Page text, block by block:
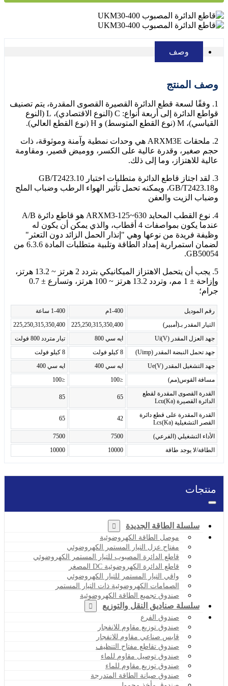
وصف
وصف المنتج
1. وفقًا لسعة قطع الدائرة القصيرة القصوى المقدرة، يتم تصنيف
قواطع الدائرة إلى أربعة أنواع: C (النوع الاقتصادي)، L (النوع
القياسي)، M (نوع القطع المتوسط) و H (نوع القطع العالي).
2. ملحقات ARXM3E هي وحدات نمطية وآمنة وموثوقة، ذات
حجم صغير، وقدرة عالية على الكسر، ووميض قصير، ومقاومة
عالية للاهتزاز، وما إلى ذلك.
3. لقد اجتاز قاطع الدائرة متطلبات اختبار GB/T2423.10
وGB/T2423.18، ويمكنه تحمل تأثير الهواء الرطب وضباب الملح
وضباب الزيت والعفن
4. نوع القطب المحايد ARXM3-125~630 هو قاطع دائرة A/B
عندما يكون بمواصفات 4 أقطاب، والذي يمكن أن يكون له
وظيفة فريدة من نوعها وهي "إنذار الحمل الزائد دون التعثر"
لضمان استمرارية إمداد الطاقة وتلبية متطلبات المادة 6.3.6 من
GB50054.
5. يجب أن يتحمل الاهتزاز الميكانيكي بتردد 2 هرتز ~ 13.2 هرتز،
وإزاحة ± 1 مم، وتردد 13.2 هرتز ~ 100 هرتز، وتسارع ± 0.7
جرام؛
رقم الموديل 1-400م
1-400 ساعة
التيار المقدر بـ(أمبير)
225,250,315,350,400
225,250,315,350,400
جهد العزل المقدر Ui(V)
ايه سي 800
تيار متردد 800 فولت
جهد تحمل النبضة المقدر (Uimp)
8 كيلو فولت
8 كيلو فولت
جهد التشغيل المقدر Ue(V)
ايه سي 400
ايه سي 400
مسافة القوس(مم)
≤100
≤100
القدرة القصوى المقدرة لقطع
الدائرة القصيرة Lcu(Ka)
65
85
القدرة المقدرة على قطع دائرة
القصر التشغيلية Lcs(Ka)
42
65
الأداء التشغيلي (الفرعي) 7500
7500
الطاقة/لا يوجد طاقة
10000
10000
منتجات
سلسلة الطاقة الجديدة
موصل الطاقة الكهروضوئية
مفتاح عزل التيار المستمر الكهروضوئي
قاطع الدائرة المصبوب للتيار المستمر الكهروضوئي
قاطع الدائرة الكهروضوئية DC المصغر
واقي التيار المستمر للتيار الكهروضوئي
الصمامات الكهروضوئية ذات التيار المستمر
صندوق تجميع الطاقة الكهروضوئية
سلسلة صناديق النقل والتوزيع
صندوق الفرع
صندوق توزيع مقاوم للانفجار
قابس صناعي مقاوم للانفجار
صندوق تقاطع مفتاح التنظيف
صندوق توصيل مقاوم للماء
صندوق توزيع مقاوم للماء
صندوق صيانة الطاقة المتدرجة